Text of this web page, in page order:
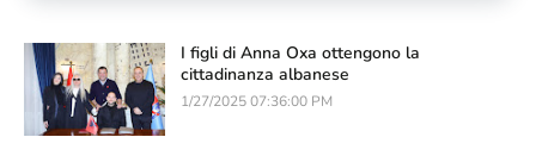
I figli di Anna Oxa ottengono la
cittadinanza albanese
1/27/2025 07:36:00 PM